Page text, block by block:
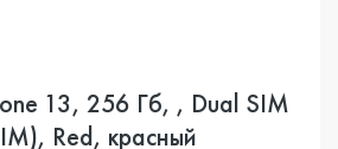
13, 256 Гб, , Dual SIM
Red, красный